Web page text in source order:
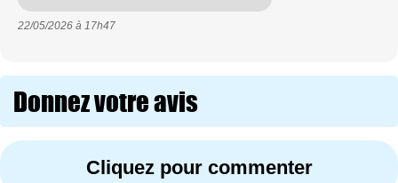
22/05/2026 à 17h47
Donnez votre avis
Cliquez pour commenter